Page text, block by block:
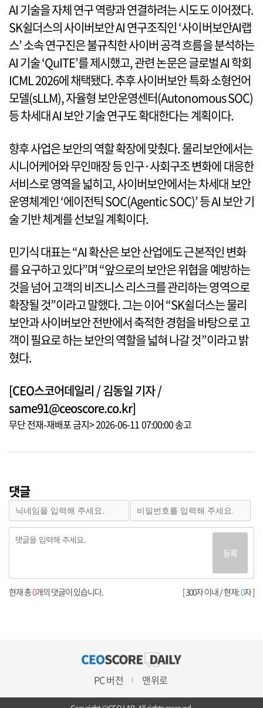
AI 기술을 자체 연구 역량과 연결하려는 시도도 이어졌다.
SK쉴더스의 사이버보안 AI 연구조직인 ‘사이버보안AI랩
스’ 소속 연구진은 불규칙한 사이버 공격 흐름을 분석하는
AI 기술 ‘QuITE’를 제시했고, 관련 논문은 글로벌 AI 학회
ICML 2026에 채택됐다. 추후 사이버보안 특화 소형언어
모델(sLLM), 자율형 보안운영센터(Autonomous SOC)
등 차세대 AI 보안 기술 연구도 확대한다는 계획이다.
향후 사업은 보안의 역할 확장에 맞췄다. 물리보안에서는
시니어케어와 무인매장 등 인구·사회구조 변화에 대응한
서비스로 영역을 넓히고, 사이버보안에서는 차세대 보안
운영체계인 ‘에이전틱 SOC(Agentic SOC)’ 등 AI 보안 기
술 기반 체계를 선보일 계획이다.
민기식 대표는 “AI 확산은 보안 산업에도 근본적인 변화
를 요구하고 있다”며 “앞으로의 보안은 위협을 예방하는
것을 넘어 고객의 비즈니스 리스크를 관리하는 영역으로
확장될 것”이라고 말했다. 그는 이어 “SK쉴더스는 물리
보안과 사이버보안 전반에서 축적한 경험을 바탕으로 고
객이 필요로 하는 보안의 역할을 넓혀 나갈 것”이라고 밝
혔다.
[CEO스코어데일리 / 김동일 기자 /
same91@ceoscore.co.kr]
무단 전재-재배포 금지> 2026-06-11 07:00:00 송고
댓글
등록
[ 300자 이내 / 현재:0자 ]
현재 총0개의 댓글이 있습니다.
PC 버전 맨위로